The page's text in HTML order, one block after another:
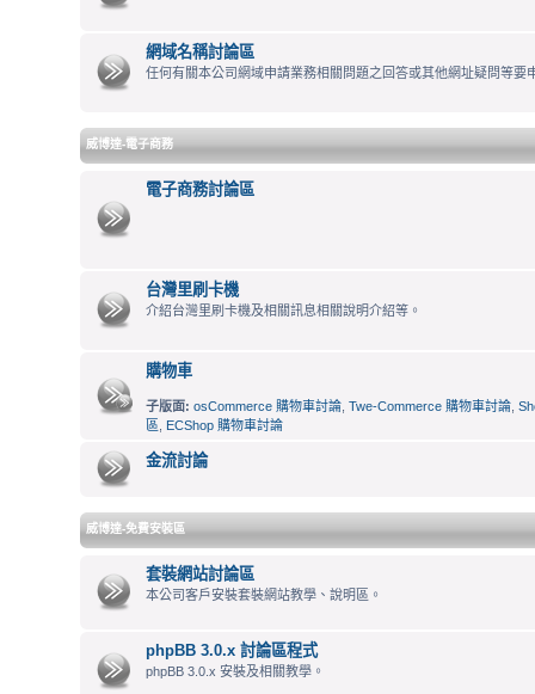
網域名稱討論區
任何有關本公司網域申請業務相關問題之回答或其他網址疑問等要
威博達-電子商務
電子商務討論區
台灣里刷卡機
介紹台灣里刷卡機及相關訊息相關說明介紹等。
購物車
子版面: osCommerce 購物車討論 Twe-Commerce 購物車討論
區
ECShop 購物車討論
金流討論
威博達-免費安裝區
套裝網站討論區
本公司客戶安裝套裝網站教學、說明區。
phpBB 3.0.x 討論區程式
phpBB 3.0.x 安裝及相關教學。